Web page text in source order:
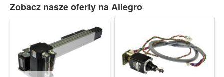
Zobacz nasze oferty na Allegro